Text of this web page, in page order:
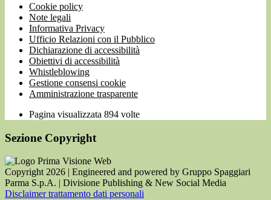
Cookie policy
Note legali
Informativa Privacy
Ufficio Relazioni con il Pubblico
Dichiarazione di accessibilità
Obiettivi di accessibilità
Whistleblowing
Gestione consensi cookie
Amministrazione trasparente
Pagina visualizzata 894 volte
Sezione Copyright
Copyright 2026 | Engineered and powered by Gruppo Spaggiari
Parma S.p.A. | Divisione Publishing & New Social Media
Disclaimer trattamento dati personali